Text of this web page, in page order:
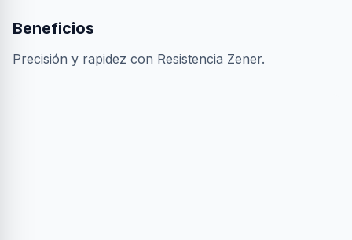
Beneficios
Precisión y rapidez con Resistencia Zener.